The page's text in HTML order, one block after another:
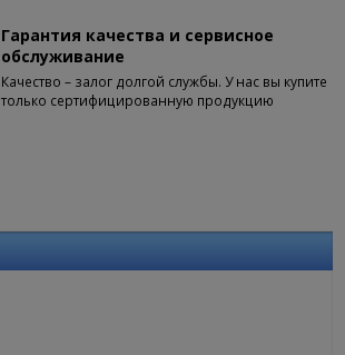
Гарантия качества и сервисное
обслуживание
Качество – залог долгой службы. У нас вы купите
только сертифицированную продукцию